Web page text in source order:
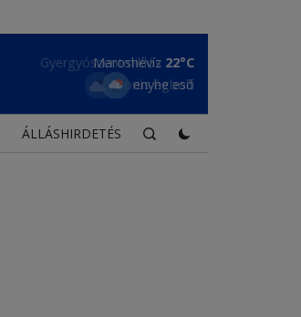
Maroshévíz 22°C
enyhe eső
ÁLLÁSHIRDETÉS